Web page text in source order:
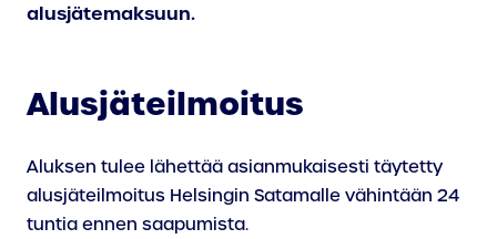
alusjätemaksuun.
Alusjäteilmoitus
Aluksen tulee lähettää asianmukaisesti täytetty
alusjäteilmoitus Helsingin Satamalle vähintään 24
tuntia ennen saapumista.